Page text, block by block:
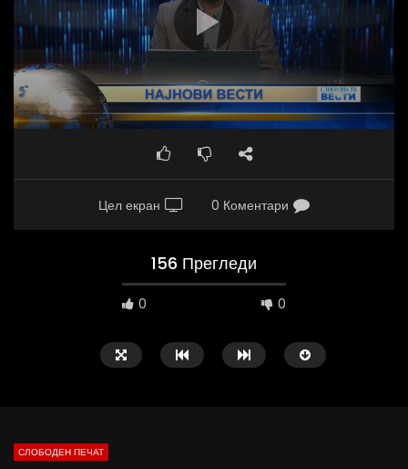
Цел екран 0 Коментари
156 Прегледи
0 0
СЛОБОДЕН ПЕЧАТ